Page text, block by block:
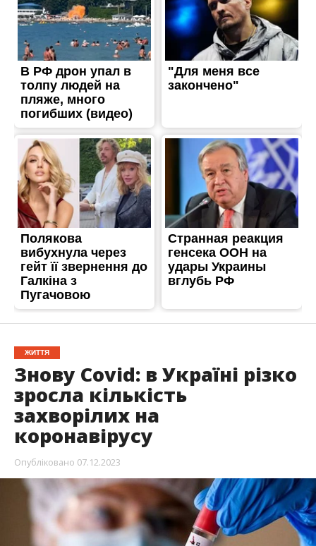
ЖИТТЯ
Знову Covid: в Україні різко
зросла кількість
захворілих на
коронавірусу
Опубліковано 07.12.2023